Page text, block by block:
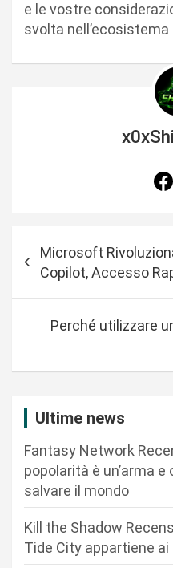
e le vostre
svolta nell’ecosistema
a
Microsoft
Copilot, Accesso
Perché utilizzare
Ultime news
Fantasy Network
popolarità è un’arma e
salvare il mondo
Kill the Shadow
Tide City appartiene